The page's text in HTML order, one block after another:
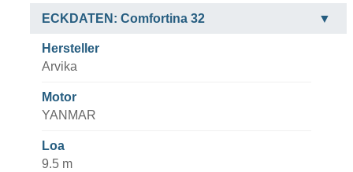
ECKDATEN: Comfortina 32
Hersteller
Arvika
Motor
YANMAR
Loa
9.5 m